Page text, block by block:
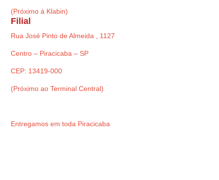
(Próximo à Klabin)
Filial
Rua José Pinto de Almeida , 1127
Centro – Piracicaba – SP
CEP: 13419-000
(Próximo ao Terminal Central)
Entregamos em toda Piracicaba